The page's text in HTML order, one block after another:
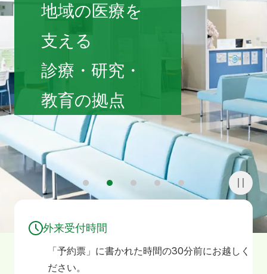
地域の医療を
支える
診療・研究・
教育の拠点
3 5
外来受付時間
「予約票」に書かれた時間の30分前にお越しく
ださい。